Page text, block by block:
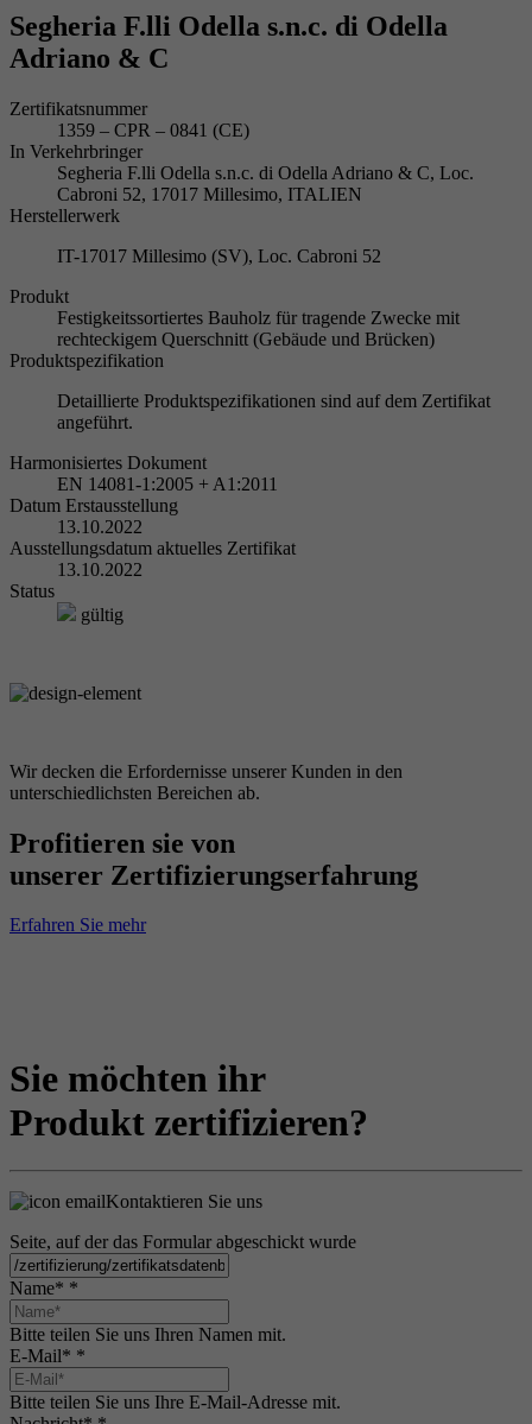
Segheria F.lli Odella s.n.c. di Odella
Adriano & C
Zertifikatsnummer
1359 – CPR – 0841 (CE)
In Verkehrbringer
Segheria F.lli Odella s.n.c. di Odella Adriano & C, Loc.
Cabroni 52, 17017 Millesimo, ITALIEN
Herstellerwerk
IT-17017 Millesimo (SV), Loc. Cabroni 52
Produkt
Festigkeitssortiertes Bauholz für tragende Zwecke mit
rechteckigem Querschnitt (Gebäude und Brücken)
Produktspezifikation
Detaillierte Produktspezifikationen sind auf dem Zertifikat
angeführt.
Harmonisiertes Dokument
EN 14081-1:2005 + A1:2011
Datum Erstausstellung
13.10.2022
Ausstellungsdatum aktuelles Zertifikat
13.10.2022
Status
gültig
Wir decken die Erfordernisse unserer Kunden in den
unterschiedlichsten Bereichen ab.
Profitieren sie von
unserer Zertifizierungserfahrung
Erfahren Sie mehr
Sie möchten ihr
Produkt zertifizieren?
Kontaktieren Sie uns
Seite, auf der das Formular abgeschickt wurde
Name* *
Bitte teilen Sie uns Ihren Namen mit.
E-Mail* *
Bitte teilen Sie uns Ihre E-Mail-Adresse mit.